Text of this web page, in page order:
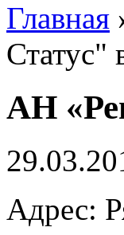
Главная
Статус"
АН
Адрес: